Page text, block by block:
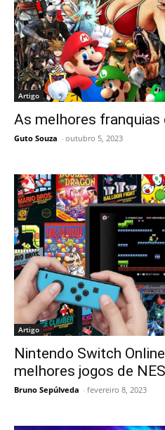
Artigo
As melhores franquias
Guto Souza - outubro 5, 2023
Artigo
Nintendo Switch
melhores jogos de
Bruno Sepúlveda - fevereiro 8, 2023